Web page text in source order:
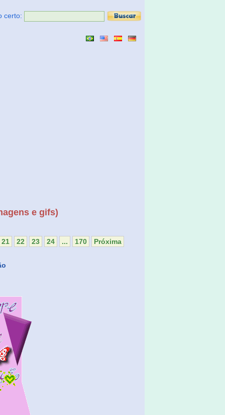
certo:
e gifs)
21 22 23 24 ... 170 Próxima